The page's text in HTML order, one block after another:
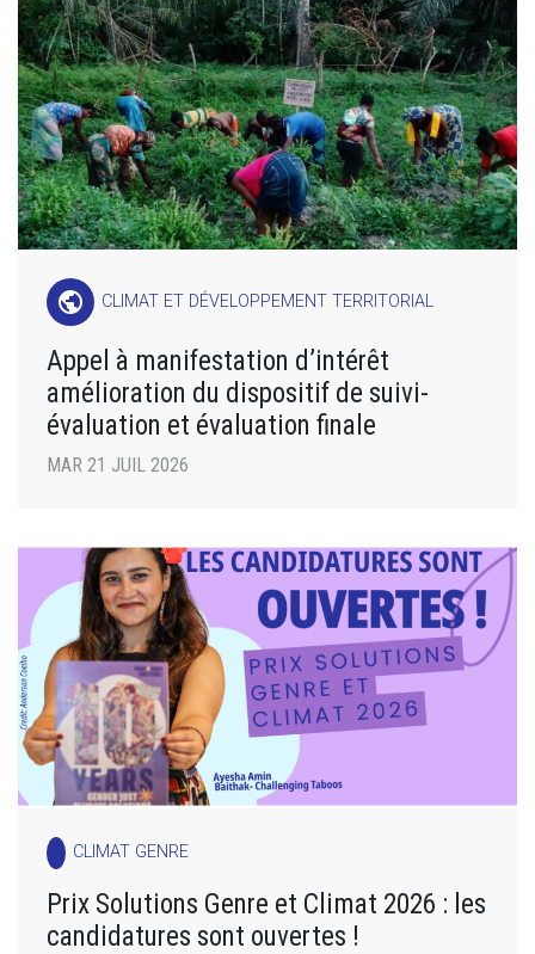
public CLIMAT ET DÉVELOPPEMENT TERRITORIAL
Appel à manifestation d’intérêt
amélioration du dispositif de suivi-
évaluation et évaluation finale
MAR 21 JUIL 2026
CLIMAT GENRE
Prix Solutions Genre et Climat 2026 : les
candidatures sont ouvertes !